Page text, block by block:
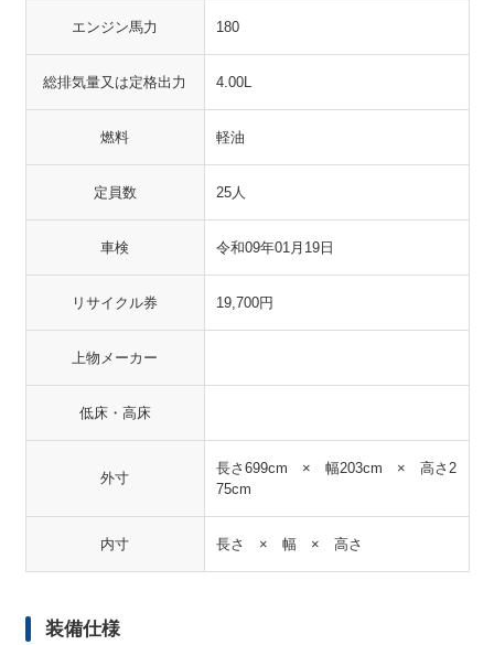
エンジン馬力 180
総排気量又は定格出力 4.00L
燃料 軽油
定員数 25人
車検 令和09年01月19日
リサイクル券 19,700円
上物メーカー
低床・高床
外寸
長さ699cm × 幅203cm × 高さ2
75cm
内寸 長さ × 幅 × 高さ
装備仕様